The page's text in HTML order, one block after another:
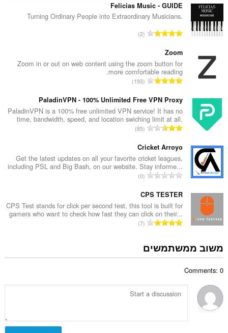
Felicias Music - GUIDE
Turning Ordinary People into Extraordinary Musicians.
מ
ר
ד
י
ו
ג
י
ם
:
2
Zoom
Zoom in or out on web content using the zoom button for
more comfortable reading.
מ
פ
ר
ד
י
ו
ג
י
ם
:
193
PaladinVPN - 100% Unlimited Free VPN Proxy
PaladinVPN is a 100% free unlimited VPN service! It has no
time, bandwidth, speed, and location swiching limit at all.
מ
פ
ר
ד
י
ו
ג
י
ם
85
Cricket Arroyo
Get the latest updates on all your favorite cricket leagues,
including PSL and Big Bash, on our website. Stay informe...
מ
פ
ר
ד
י
ו
ג
:
0
CPS TESTER
CPS Test stands for click per second test, this tool is built for
gamers who want to check how fast they can click on their...
מ
ר
ר
ו
ם
7
משוב ממשתמשים
Comments: 0